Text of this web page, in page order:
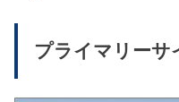
プライマリーサ